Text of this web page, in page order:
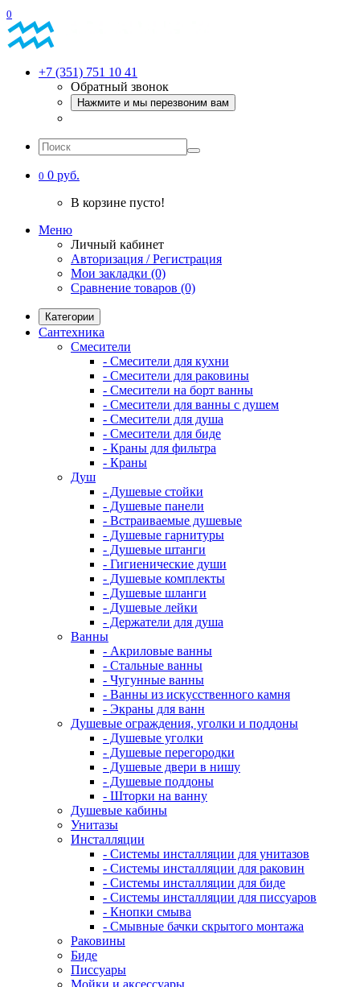
0
+7 (351) 751 10 41
Обратный звонок
Нажмите и мы перезвоним вам
0 0 руб.
В корзине пусто!
Меню
Личный кабинет
Авторизация / Регистрация
Мои закладки (0)
Сравнение товаров (0)
Категории
Сантехника
Смесители
- Смесители для кухни
- Смесители для раковины
- Смесители на борт ванны
- Смесители для ванны с душем
- Смесители для душа
- Смесители для биде
- Краны для фильтра
- Краны
Душ
- Душевые стойки
- Душевые панели
- Встраиваемые душевые
- Душевые гарнитуры
- Душевые штанги
- Гигиенические души
- Душевые комплекты
- Душевые шланги
- Душевые лейки
- Держатели для душа
Ванны
- Акриловые ванны
- Стальные ванны
- Чугунные ванны
- Ванны из искусственного камня
- Экраны для ванн
Душевые ограждения, уголки и поддоны
- Душевые уголки
- Душевые перегородки
- Душевые двери в нишу
- Душевые поддоны
- Шторки на ванну
Душевые кабины
Унитазы
Инсталляции
- Системы инсталляции для унитазов
- Системы инсталляции для раковин
- Системы инсталляции для биде
- Системы инсталляции для писсуаров
- Кнопки смыва
- Смывные бачки скрытого монтажа
Раковины
Биде
Писсуары
Мойки и аксессуары